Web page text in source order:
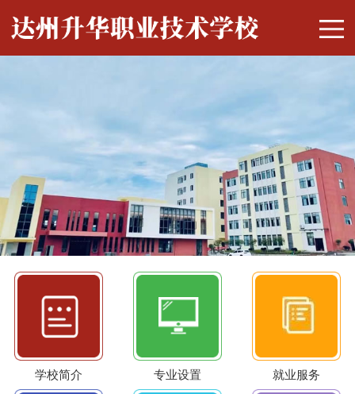
学校简介 专业设置 就业服务